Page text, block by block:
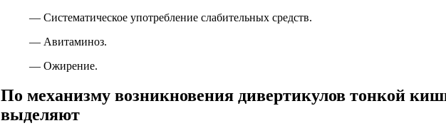
— Систематическое употребление слабительных средств.
— Авитаминоз.
— Ожирение.
По механизму возникновения дивертикулов тонкой
выделяют